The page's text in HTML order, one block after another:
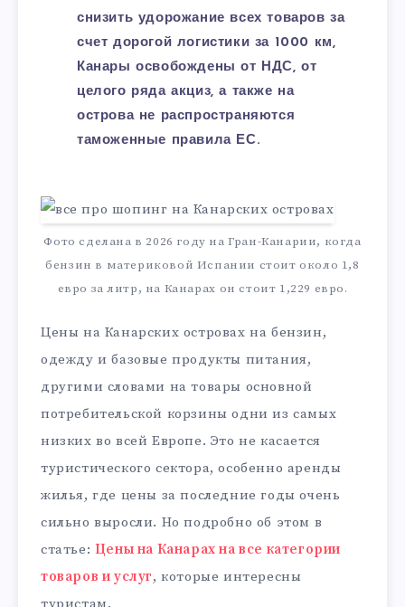
снизить удорожание всех товаров за
счет дорогой логистики за 1000 км,
Канары освобождены от НДС, от
целого ряда акциз, а также на
острова не распространяются
таможенные правила ЕС.
Фото сделана в 2026 году на Гран-Канарии, когда
бензин в материковой Испании стоит около 1,8
евро за литр, на Канарах он стоит 1,229 евро.
Цены на Канарских островах на бензин,
одежду и базовые продукты питания,
другими словами на товары основной
потребительской корзины одни из самых
низких во всей Европе. Это не касается
туристического сектора, особенно аренды
жилья, где цены за последние годы очень
сильно выросли. Но подробно об этом в
статье: Цены на Канарах на все категории
товаров и услуг, которые интересны
туристам.